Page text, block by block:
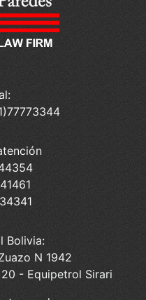
Bolivia:
N 1942
- Equipetrol Sirari